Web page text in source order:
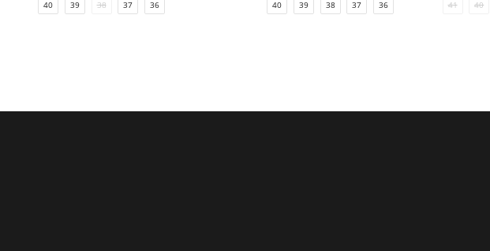
40
41
36
37
38
39
40
36
37
38
39
40